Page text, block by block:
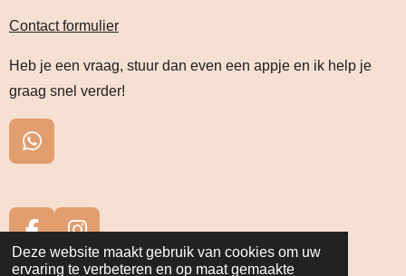
Deze website maakt gebruik van cookies om uw
ervaring te verbeteren en op maat gemaakte
Contact formulier
Heb je een vraag, stuur dan even een appje en ik help je
graag snel verder!
W
t
s
A
a
n
© 2023 - 2026 traktatiefestijn.nl